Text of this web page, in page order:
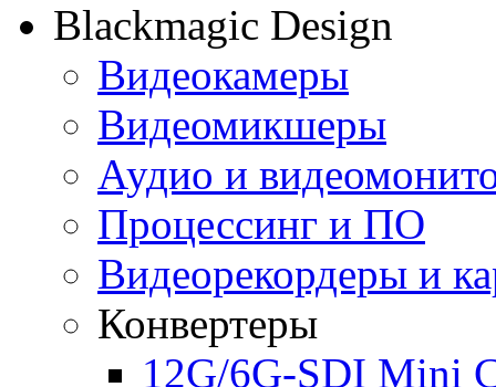
Blackmagic Design
Видеокамеры
Видеомикшеры
Аудио и
Процессинг и ПО
Видеорекордеры и
Конвертеры
12G/6G-SDI Mini